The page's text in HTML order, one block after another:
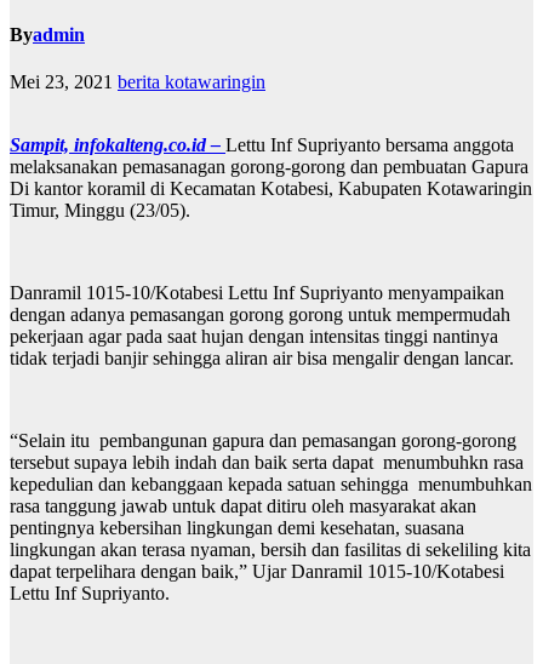
Byadmin
Mei 23, 2021 berita kotawaringin
Sampit, infokalteng.co.id – Lettu Inf Supriyanto bersama anggota
melaksanakan pemasanagan gorong-gorong dan pembuatan Gapura
Di kantor koramil di Kecamatan Kotabesi, Kabupaten Kotawaringin
Timur, Minggu (23/05).
Danramil 1015-10/Kotabesi Lettu Inf Supriyanto menyampaikan
dengan adanya pemasangan gorong gorong untuk mempermudah
pekerjaan agar pada saat hujan dengan intensitas tinggi nantinya
tidak terjadi banjir sehingga aliran air bisa mengalir dengan lancar.
“Selain itu pembangunan gapura dan pemasangan gorong-gorong
tersebut supaya lebih indah dan baik serta dapat menumbuhkn rasa
kepedulian dan kebanggaan kepada satuan sehingga menumbuhkan
rasa tanggung jawab untuk dapat ditiru oleh masyarakat akan
pentingnya kebersihan lingkungan demi kesehatan, suasana
lingkungan akan terasa nyaman, bersih dan fasilitas di sekeliling kita
dapat terpelihara dengan baik,” Ujar Danramil 1015-10/Kotabesi
Lettu Inf Supriyanto.